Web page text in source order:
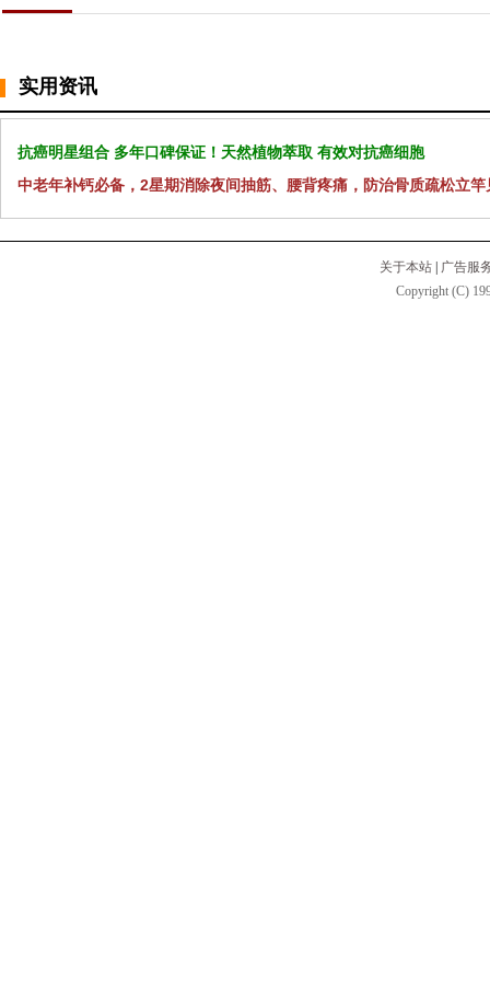
实用资讯
抗癌明星组合 多年口碑保证！天然植物萃取 有效对抗癌细胞
中老年补钙必备，2星期消除夜间抽筋、腰背疼痛，防治骨质疏松立竿
关于本站
广告服
Copyright (C)